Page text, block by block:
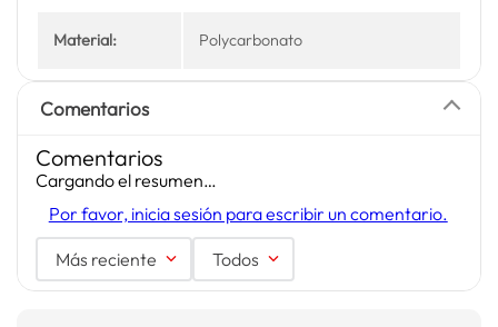
Material: Polycarbonato
Comentarios
Comentarios
Cargando el resumen…
Por favor, inicia sesión para escribir un comentario.
Más reciente Todos